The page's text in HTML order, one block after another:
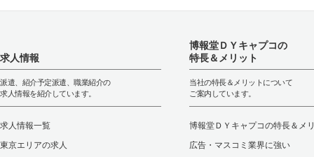
求人情報
派遣、紹介予定派遣、職業紹介の
求人情報を紹介しています。
求人情報一覧
東京エリアの求人
博報堂ＤＹキャプコの
特長＆メリット
当社の特長＆メリットについて
ご案内しています。
博報堂ＤＹキャプコの特長＆メ
広告・マスコミ業界に強い